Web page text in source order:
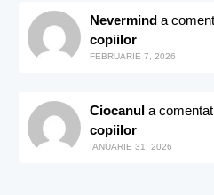
Nevermind a
copiilor
FEBRUARIE 7, 2026
Ciocanul a
copiilor
IANUARIE 31, 2026